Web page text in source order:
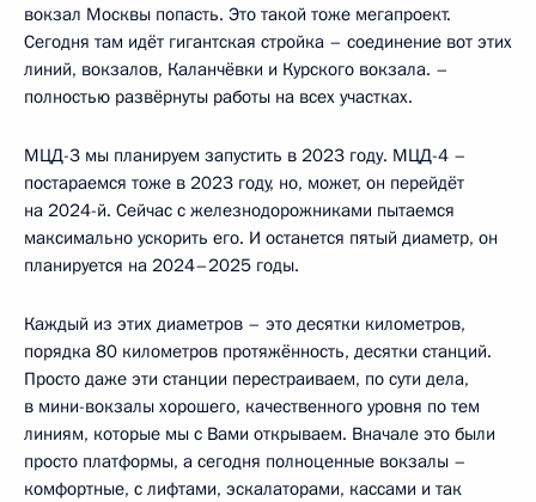
вокзал Москвы попасть. Это такой тоже мегапроект.
Сегодня там идёт гигантская стройка – соединение вот этих
линий, вокзалов, Каланчёвки и Курского вокзала. –
полностью развёрнуты работы на всех участках.
МЦД-3 мы планируем запустить в 2023 году. МЦД-4 –
постараемся тоже в 2023 году, но, может, он перейдёт
на 2024-й. Сейчас с железнодорожниками пытаемся
максимально ускорить его. И останется пятый диаметр, он
планируется на 2024–2025 годы.
Каждый из этих диаметров – это десятки километров,
порядка 80 километров протяжённость, десятки станций.
Просто даже эти станции перестраиваем, по сути дела,
в мини-вокзалы хорошего, качественного уровня по тем
линиям, которые мы с Вами открываем. Вначале это были
просто платформы, а сегодня полноценные вокзалы –
комфортные, с лифтами, эскалаторами, кассами и так